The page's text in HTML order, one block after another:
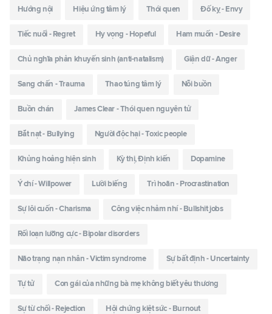
Hướng nội Hiệu ứng tâm lý Thói quen Đố kỵ - Envy
Tiếc nuối - Regret Hy vọng - Hopeful Ham muốn - Desire
Chủ nghĩa phản khuyến sinh (anti-natalism) Giận dữ - Anger
Sang chấn - Trauma Thao túng tâm lý Nỗi buồn
Buồn chán James Clear - Thói quen nguyên tử
Bắt nạt - Bullying Người độc hại - Toxic people
Khủng hoảng hiện sinh Kỳ thị, Định kiến Dopamine
Ý chí - Willpower Lười biếng Trì hoãn - Procrastination
Sự lôi cuốn - Charisma Công việc nhảm nhí - Bullshit jobs
Rối loạn lưỡng cực - Bipolar disorders
Não trạng nạn nhân - Victim syndrome Sự bất định - Uncertainty
Tự tử Con gái của những bà mẹ không biết yêu thương
Sự từ chối - Rejection Hội chứng kiệt sức - Burnout